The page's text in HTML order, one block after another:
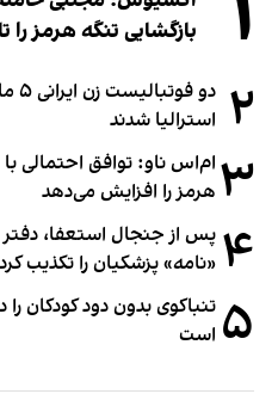
۱
بازگشایی تنگه هرمز را
۲ استرالیا شدند
۳ ام‌اس ناو: توافق احتمالی
هرمز را افزایش می‌دهد
۴ پس از جنجال استعفا،
«نامه» پزشکیان را تکذیب کرد
۵ تنباکوی بدون دود کودکان را
است